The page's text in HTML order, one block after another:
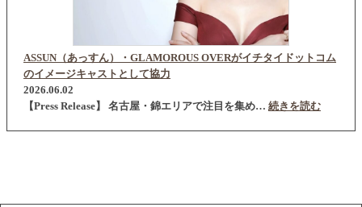
ASSUN（あっすん）・GLAMOROUS OVERがイチタイドットコム
のイメージキャストとして協力
2026.06.02
【Press Release】 名古屋・錦エリアで注目を集め… 続きを読む